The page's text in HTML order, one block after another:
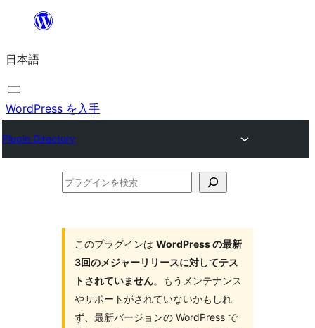
を
ス
キ
プ
日本語
WordPress を入手
Plugin Directory
プ
このプラグインは WordPress の最新
3回のメジャーリリースに対してテス
トされていません。もうメンテナンス
やサポートがされていないかもしれ
ず、最新バージョンの WordPress で